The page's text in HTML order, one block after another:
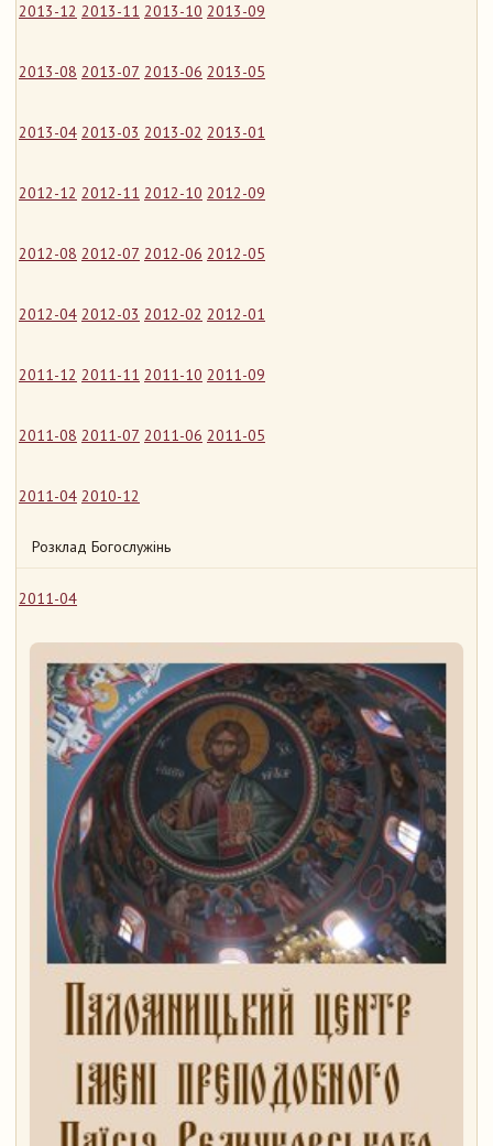
2013-12 2013-11 2013-10 2013-09
2013-08 2013-07 2013-06 2013-05
2013-04 2013-03 2013-02 2013-01
2012-12 2012-11 2012-10 2012-09
2012-08 2012-07 2012-06 2012-05
2012-04 2012-03 2012-02 2012-01
2011-12 2011-11 2011-10 2011-09
2011-08 2011-07 2011-06 2011-05
2011-04 2010-12
Розклад Богослужінь
2011-04